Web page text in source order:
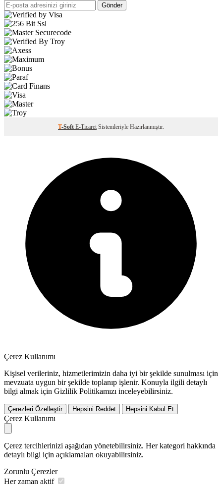
Gönder
T-Soft E-Ticaret Sistemleriyle Hazırlanmıştır.
Çerez Kullanımı
Kişisel verileriniz, hizmetlerimizin daha iyi bir şekilde sunulması için
mevzuata uygun bir şekilde toplanıp işlenir. Konuyla ilgili detaylı
bilgi almak için Gizlilik Politikamızı inceleyebilirsiniz.
Çerezleri Özelleştir Hepsini Reddet Hepsini Kabul Et
Çerez Kullanımı
Çerez tercihlerinizi aşağıdan yönetebilirsiniz. Her kategori hakkında
detaylı bilgi için açıklamaları okuyabilirsiniz.
Zorunlu Çerezler
Her zaman aktif